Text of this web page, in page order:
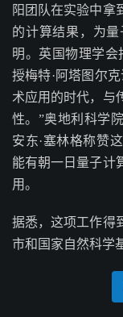
阳团队在实验中拿
的计算结果，为
明。英国物理学会
授梅特·阿塔图尔
术应用的时代，与
性。”奥地利科学
安东·塞林格称赞
能有朝一日量子计
用。
据悉，这项工作得
市和国家自然科学